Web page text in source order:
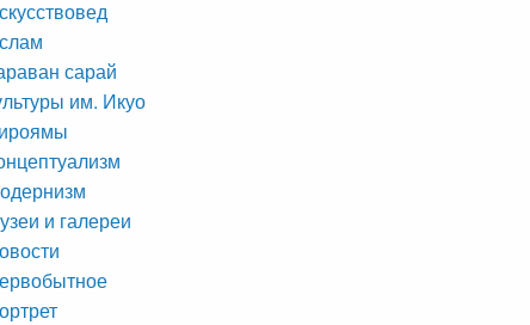
сарай
им. Икуо
и галереи